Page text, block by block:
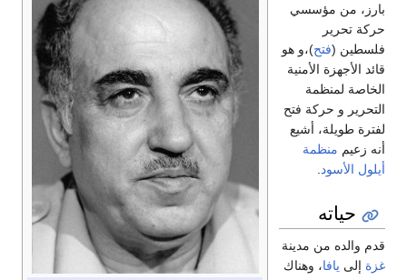
بارز، من مؤسسي
حركة تحرير
فلسطين (فتح)،و هو
قائد الأجهزة الأمنية
الخاصة لمنظمة
التحرير و حركة فتح
لفترة طويلة، أشيع
أنه زعيم منظمة
أيلول الأسود
حياته
قدم والده من مدينة
غزة إلى يافا، وهناك